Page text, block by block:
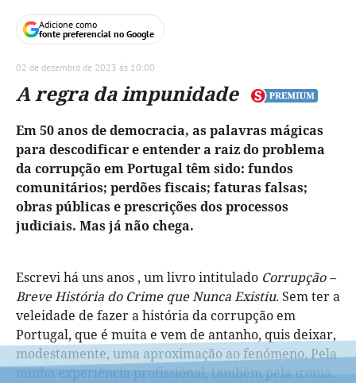
Adicione como
fonte preferencial no Google
02 de dezembro de 2023 às 10:00
A regra da impunidade
Em 50 anos de democracia, as palavras mágicas
para descodificar e entender a raiz do problema
da corrupção em Portugal têm sido: fundos
comunitários; perdões fiscais; faturas falsas;
obras públicas e prescrições dos processos
judiciais. Mas já não chega.
Escrevi há uns anos , um livro intitulado Corrupção –
Breve História do Crime que Nunca Existiu. Sem ter a
veleidade de fazer a história da corrupção em
Portugal, que é muita e vem de antanho, quis deixar,
modestamente, uma aproximação ao fenómeno. Pela
minha experiência profissional, também pela ironia.